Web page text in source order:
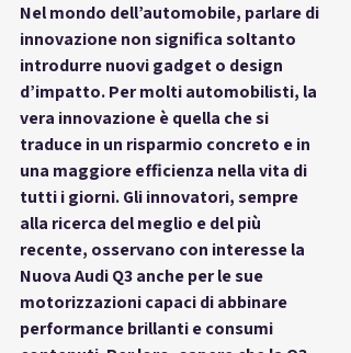
Nel mondo dell’automobile, parlare di
innovazione non significa soltanto
introdurre nuovi gadget o design
d’impatto. Per molti automobilisti, la
vera innovazione è quella che si
traduce in un risparmio concreto e in
una maggiore efficienza nella vita di
tutti i giorni. Gli innovatori, sempre
alla ricerca del meglio e del più
recente, osservano con interesse la
Nuova Audi Q3 anche per le sue
motorizzazioni capaci di abbinare
performance brillanti e consumi